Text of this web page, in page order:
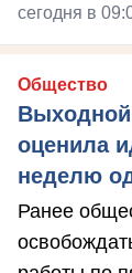
сегодня в
Общество
Выходной
оценила
неделю
Ранее